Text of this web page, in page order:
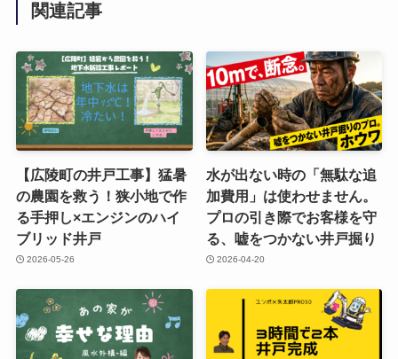
関連記事
【広陵町の井戸工事】猛暑
の農園を救う！狭小地で作
る手押し×エンジンのハイ
ブリッド井戸
2026-05-26
水が出ない時の「無駄な追
加費用」は使わせません。
プロの引き際でお客様を守
る、嘘をつかない井戸掘り
2026-04-20